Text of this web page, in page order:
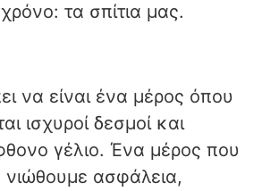
τα σπίτια μας.
να είναι ένα μέρος όπου
ισχυροί δεσμοί και
γέλιο. Ένα μέρος που
ασφάλεια,